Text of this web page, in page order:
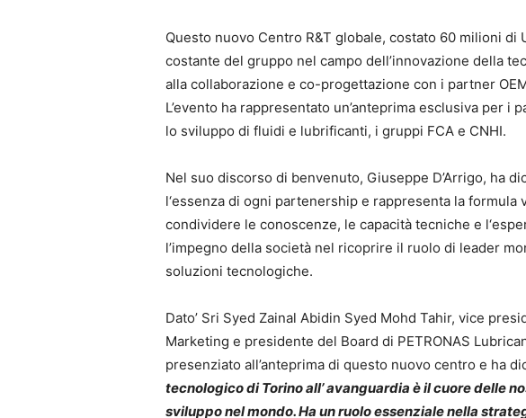
Questo nuovo Centro R&T globale, costato 60 milioni di
costante del gruppo nel campo dell’innovazione della
alla collaborazione e co-progettazione con i partner
L’evento ha rappresentato un’anteprima esclusiva per i
lo sviluppo di fluidi e lubrificanti, i gruppi FCA e CNHI.
Nel suo discorso di benvenuto, Giuseppe D’Arrigo, ha
l‘essenza di ogni partenership e rappresenta la formula
condividere le conoscenze, le capacità tecniche e
l’impegno della società nel ricoprire il ruolo di leader
soluzioni tecnologiche.
Dato’ Sri Syed Zainal Abidin Syed Mohd Tahir, vice
Marketing e presidente del Board di PETRONAS
presenziato all’anteprima di questo nuovo centro e ha
tecnologico di Torino all’ avanguardia è il cuore delle
sviluppo nel mondo. Ha un ruolo essenziale nella